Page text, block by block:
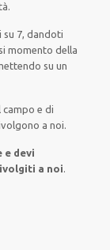
.
su 7, dandoti
momento della
su un
campo e di
a noi.
e devi
a noi.